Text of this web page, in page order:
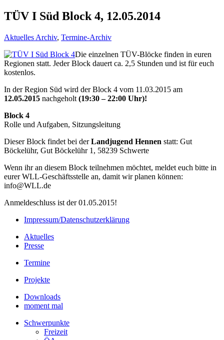
TÜV I Süd Block 4, 12.05.2014
Aktuelles Archiv, Termine-Archiv
Die einzelnen TÜV-Blöcke finden in euren
Regionen statt. Jeder Block dauert ca. 2,5 Stunden und ist für euch
kostenlos.
In der Region Süd wird der Block 4 vom 11.03.2015 am
12.05.2015 nachgeholt (19:30 – 22:00 Uhr)!
Block 4
Rolle und Aufgaben, Sitzungsleitung
Dieser Block findet bei derLandjugend Hennen statt: Gut
Böckelühr, Gut Böckelühr 1, 58239 Schwerte
Wenn ihr an diesem Block teilnehmen möchtet, meldet euch bitte in
eurer WLL-Geschäftsstelle an, damit wir planen können:
info@WLL.de
Anmeldeschluss ist der 01.05.2015!
Impressum/Datenschutzerklärung
Aktuelles
Presse
Termine
Projekte
Downloads
moment mal
Schwerpunkte
Freizeit